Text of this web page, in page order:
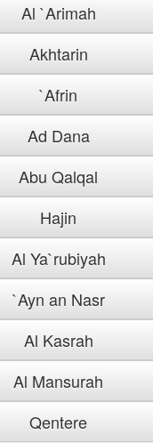
Al `Arimah
Akhtarin
`Afrin
Ad Dana
Abu Qalqal
Hajin
Al Ya`rubiyah
`Ayn an Nasr
Al Kasrah
Al Mansurah
Qentere